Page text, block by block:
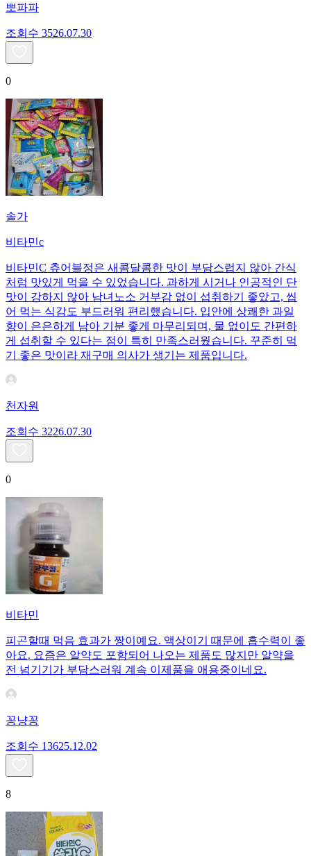
뽀파파
조회수 3526.07.30
0
솔가
비타민c
비타민C 츄어블정은 새콤달콤한 맛이 부담스럽지 않아 간식
처럼 맛있게 먹을 수 있었습니다. 과하게 시거나 인공적인 단
맛이 강하지 않아 남녀노소 거부감 없이 섭취하기 좋았고, 씹
어 먹는 식감도 부드러워 편리했습니다. 입안에 상쾌한 과일
향이 은은하게 남아 기분 좋게 마무리되며, 물 없이도 간편하
게 섭취할 수 있다는 점이 특히 만족스러웠습니다. 꾸준히 먹
기 좋은 맛이라 재구매 의사가 생기는 제품입니다.
천자원
조회수 3226.07.30
0
비타민
피곤할때 먹음 효과가 짱이예요. 액상이기 때문에 흡수력이 좋
아요. 요즘은 알약도 포함되어 나오는 제품도 많지만 알약을
전 넘기기가 부담스러워 계속 이제품을 애용중이네요.
꽁냥꽁
조회수 13625.12.02
8